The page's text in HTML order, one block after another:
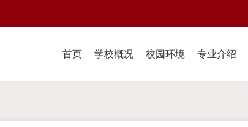
首页 学校概况 校园环境 专业介绍